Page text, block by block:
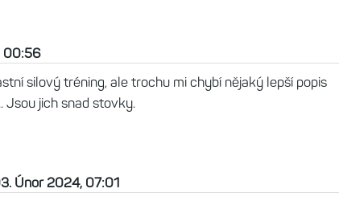
00:56
silový tréning, ale trochu mi chybí nějaký lepší popis
Jsou jich snad stovky.
Únor 2024, 07:01